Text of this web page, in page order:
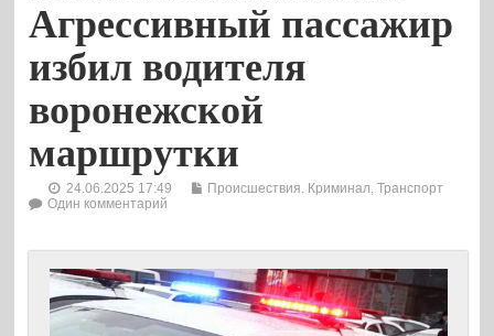
Агрессивный пассажир
избил водителя
воронежской
маршрутки
24.06.2025 17:49 Происшествия. Криминал ,Транспорт
Один комментарий